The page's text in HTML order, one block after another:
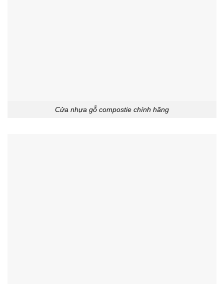
Cửa nhựa gỗ compostie chính hãng